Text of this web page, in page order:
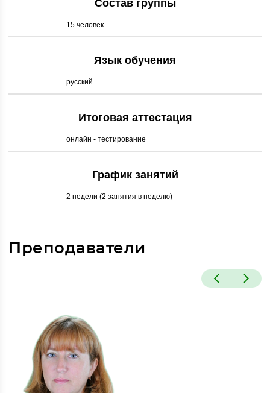
Состав группы
15 человек
Язык обучения
русский
Итоговая аттестация
онлайн - тестирование
График занятий
2 недели (2 занятия в неделю)
Преподаватели